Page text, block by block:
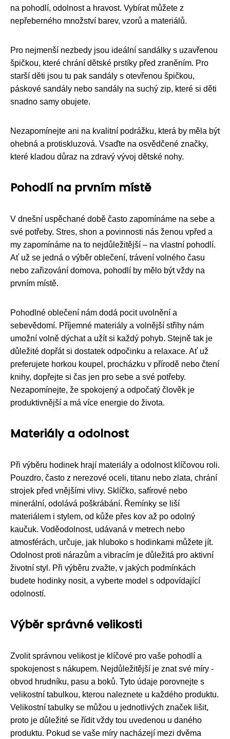
na pohodlí, odolnost a hravost. Vybírat můžete z
nepřeberného množství barev, vzorů a materiálů.
Pro nejmenší nezbedy jsou ideální sandálky s uzavřenou
špičkou, které chrání dětské prstíky před zraněním. Pro
starší děti jsou tu pak sandály s otevřenou špičkou,
páskové sandály nebo sandály na suchý zip, které si děti
snadno samy obujete.
Nezapomínejte ani na kvalitní podrážku, která by měla být
ohebná a protiskluzová. Vsaďte na osvědčené značky,
které kladou důraz na zdravý vývoj dětské nohy.
Pohodlí na prvním místě
V dnešní uspěchané době často zapomínáme na sebe a
své potřeby. Stres, shon a povinnosti nás ženou vpřed a
my zapomínáme na to nejdůležitější – na vlastní pohodlí.
Ať už se jedná o výběr oblečení, trávení volného času
nebo zařizování domova, pohodlí by mělo být vždy na
prvním místě.
Pohodlné oblečení nám dodá pocit uvolnění a
sebevědomí. Příjemné materiály a volnější střihy nám
umožní volně dýchat a užít si každý pohyb. Stejně tak je
důležité dopřát si dostatek odpočinku a relaxace. Ať už
preferujete horkou koupel, procházku v přírodě nebo čtení
knihy, dopřejte si čas jen pro sebe a své potřeby.
Nezapomínejte, že spokojený a odpočatý člověk je
produktivnější a má více energie do života.
Materiály a odolnost
Při výběru hodinek hrají materiály a odolnost klíčovou roli.
Pouzdro, často z nerezové oceli, titanu nebo zlata, chrání
strojek před vnějšími vlivy. Sklíčko, safírové nebo
minerální, odolává poškrábání. Řemínky se liší
materiálem i stylem, od kůže přes kov až po odolný
kaučuk. Voděodolnost, udávaná v metrech nebo
atmosférách, určuje, jak hluboko s hodinkami můžete jít.
Odolnost proti nárazům a vibracím je důležitá pro aktivní
životní styl. Při výběru zvažte, v jakých podmínkách
budete hodinky nosit, a vyberte model s odpovídající
odolností.
Výběr správné velikosti
Zvolit správnou velikost je klíčové pro vaše pohodlí a
spokojenost s nákupem. Nejdůležitější je znat své míry -
obvod hrudníku, pasu a boků. Tyto údaje porovnejte s
velikostní tabulkou, kterou naleznete u každého produktu.
Velikostní tabulky se můžou u jednotlivých značek lišit,
proto je důležité se řídit vždy tou uvedenou u daného
produktu. Pokud se vaše míry nacházejí mezi dvěma